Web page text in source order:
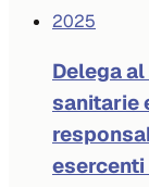
2025
Delega
sanitarie